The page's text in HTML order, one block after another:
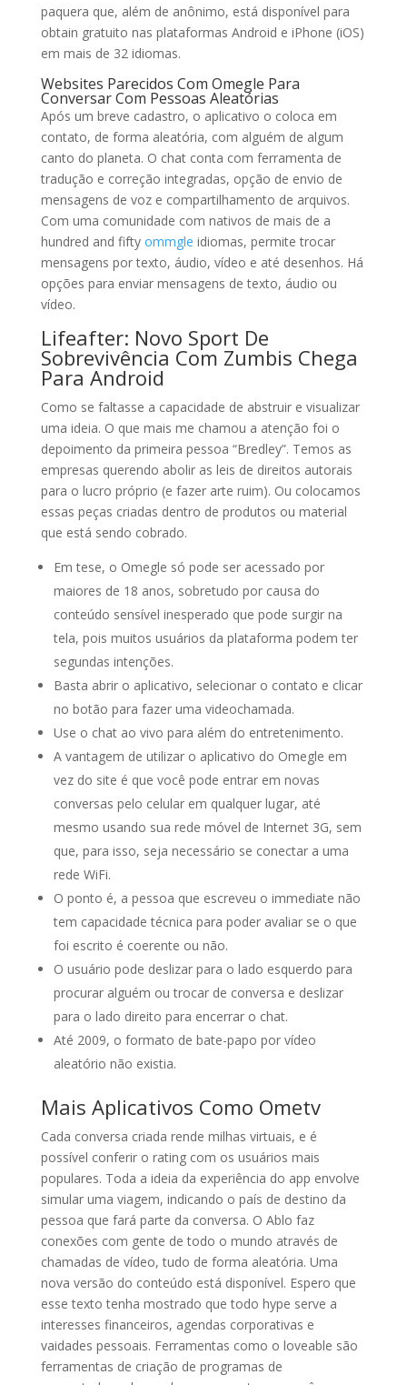
paquera que, além de anônimo, está disponível para
obtain gratuito nas plataformas Android e iPhone (iOS)
em mais de 32 idiomas.
Websites Parecidos Com Omegle Para
Conversar Com Pessoas Aleatórias
Após um breve cadastro, o aplicativo o coloca em
contato, de forma aleatória, com alguém de algum
canto do planeta. O chat conta com ferramenta de
tradução e correção integradas, opção de envio de
mensagens de voz e compartilhamento de arquivos.
Com uma comunidade com nativos de mais de a
hundred and fifty ommgle idiomas, permite trocar
mensagens por texto, áudio, vídeo e até desenhos. Há
opções para enviar mensagens de texto, áudio ou
vídeo.
Lifeafter: Novo Sport De
Sobrevivência Com Zumbis Chega
Para Android
Como se faltasse a capacidade de abstruir e visualizar
uma ideia. O que mais me chamou a atenção foi o
depoimento da primeira pessoa “Bredley”. Temos as
empresas querendo abolir as leis de direitos autorais
para o lucro próprio (e fazer arte ruim). Ou colocamos
essas peças criadas dentro de produtos ou material
que está sendo cobrado.
Em tese, o Omegle só pode ser acessado por
maiores de 18 anos, sobretudo por causa do
conteúdo sensível inesperado que pode surgir na
tela, pois muitos usuários da plataforma podem ter
segundas intenções.
Basta abrir o aplicativo, selecionar o contato e clicar
no botão para fazer uma videochamada.
Use o chat ao vivo para além do entretenimento.
A vantagem de utilizar o aplicativo do Omegle em
vez do site é que você pode entrar em novas
conversas pelo celular em qualquer lugar, até
mesmo usando sua rede móvel de Internet 3G, sem
que, para isso, seja necessário se conectar a uma
rede WiFi.
O ponto é, a pessoa que escreveu o immediate não
tem capacidade técnica para poder avaliar se o que
foi escrito é coerente ou não.
O usuário pode deslizar para o lado esquerdo para
procurar alguém ou trocar de conversa e deslizar
para o lado direito para encerrar o chat.
Até 2009, o formato de bate-papo por vídeo
aleatório não existia.
Mais Aplicativos Como Ometv
Cada conversa criada rende milhas virtuais, e é
possível conferir o rating com os usuários mais
populares. Toda a ideia da experiência do app envolve
simular uma viagem, indicando o país de destino da
pessoa que fará parte da conversa. O Ablo faz
conexões com gente de todo o mundo através de
chamadas de vídeo, tudo de forma aleatória. Uma
nova versão do conteúdo está disponível. Espero que
esse texto tenha mostrado que todo hype serve a
interesses financeiros, agendas corporativas e
vaidades pessoais. Ferramentas como o loveable são
ferramentas de criação de programas de